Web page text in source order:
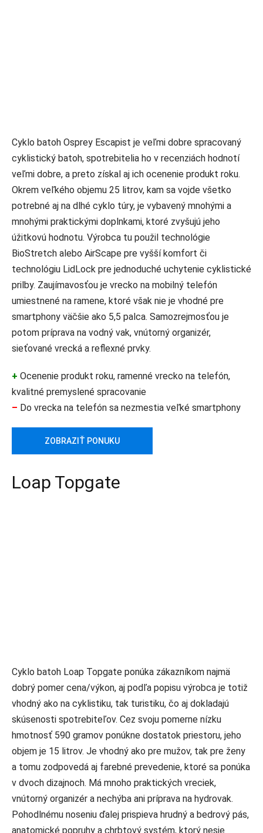
Cyklo batoh Osprey Escapist je veľmi dobre spracovaný
cyklistický batoh, spotrebitelia ho v recenziách hodnotí
veľmi dobre, a preto získal aj ich ocenenie produkt roku.
Okrem veľkého objemu 25 litrov, kam sa vojde všetko
potrebné aj na dlhé cyklo túry, je vybavený mnohými a
mnohými praktickými doplnkami, ktoré zvyšujú jeho
úžitkovú hodnotu. Výrobca tu použil technológie
BioStretch alebo AirScape pre vyšší komfort či
technológiu LidLock pre jednoduché uchytenie cyklistické
prilby. Zaujímavosťou je vrecko na mobilný telefón
umiestnené na ramene, ktoré však nie je vhodné pre
smartphony väčšie ako 5,5 palca. Samozrejmosťou je
potom príprava na vodný vak, vnútorný organizér,
sieťované vrecká a reflexné prvky.
+ Ocenenie produkt roku, ramenné vrecko na telefón,
kvalitné premyslené spracovanie
– Do vrecka na telefón sa nezmestia veľké smartphony
ZOBRAZIŤ PONUKU
Loap Topgate
Cyklo batoh Loap Topgate ponúka zákazníkom najmä
dobrý pomer cena/výkon, aj podľa popisu výrobca je totiž
vhodný ako na cyklistiku, tak turistiku, čo aj dokladajú
skúsenosti spotrebiteľov. Cez svoju pomerne nízku
hmotnosť 590 gramov ponúkne dostatok priestoru, jeho
objem je 15 litrov. Je vhodný ako pre mužov, tak pre ženy
a tomu zodpovedá aj farebné prevedenie, ktoré sa ponúka
v dvoch dizajnoch. Má mnoho praktických vreciek,
vnútorný organizér a nechýba ani príprava na hydrovak.
Pohodlnému noseniu ďalej prispieva hrudný a bedrový pás,
anatomické popruhy a chrbtový systém, ktorý nesie